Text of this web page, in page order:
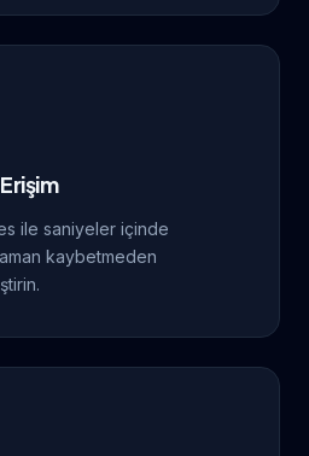
ile saniyeler içinde
kaybetmeden